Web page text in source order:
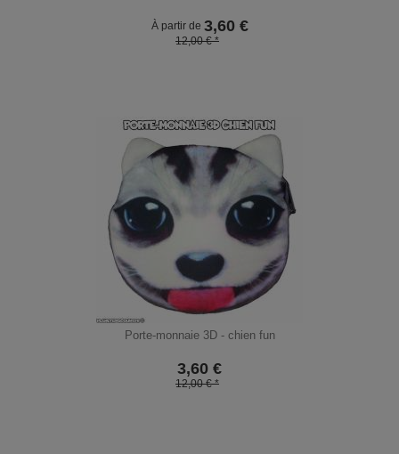
À partir de 3,60€
12,00 € *
Porte-monnaie 3D - chien fun
3,60 €
12,00 € *